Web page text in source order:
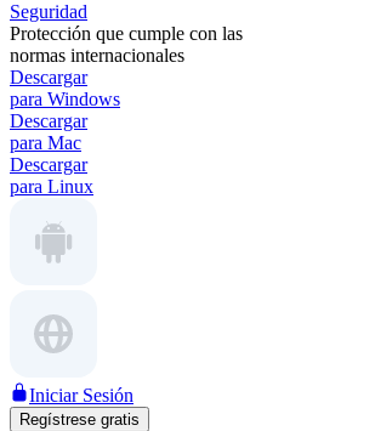
Seguridad
Protección que cumple con las
normas internacionales
Descargar
para Windows
Descargar
para Mac
Descargar
para Linux
Iniciar Sesión
Regístrese gratis